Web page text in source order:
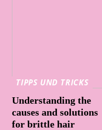
TIPPS UND TRICKS
Understanding the
causes and solutions
for brittle hair